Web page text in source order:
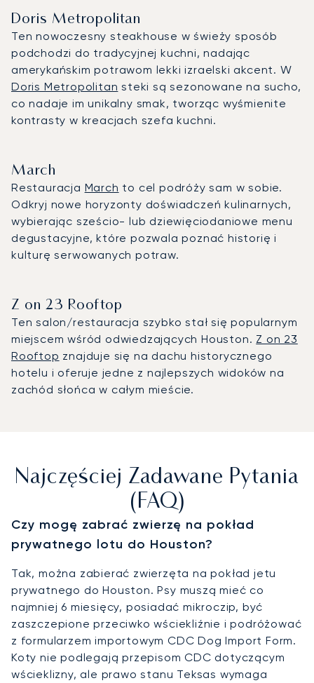
Doris Metropolitan
Ten nowoczesny steakhouse w świeży sposób
podchodzi do tradycyjnej kuchni, nadając
amerykańskim potrawom lekki izraelski akcent. W
Doris Metropolitan steki są sezonowane na sucho,
co nadaje im unikalny smak, tworząc wyśmienite
kontrasty w kreacjach szefa kuchni.
March
Restauracja March to cel podróży sam w sobie.
Odkryj nowe horyzonty doświadczeń kulinarnych,
wybierając sześcio- lub dziewięciodaniowe menu
degustacyjne, które pozwala poznać historię i
kulturę serwowanych potraw.
Z on 23 Rooftop
Ten salon/restauracja szybko stał się popularnym
miejscem wśród odwiedzających Houston. Z on 23
Rooftop znajduje się na dachu historycznego
hotelu i oferuje jedne z najlepszych widoków na
zachód słońca w całym mieście.
Najczęściej Zadawane Pytania
(FAQ)
Czy mogę zabrać zwierzę na pokład
prywatnego lotu do Houston?
Tak, można zabierać zwierzęta na pokład jetu
prywatnego do Houston. Psy muszą mieć co
najmniej 6 miesięcy, posiadać mikroczip, być
zaszczepione przeciwko wściekliźnie i podróżować
z formularzem importowym CDC Dog Import Form.
Koty nie podlegają przepisom CDC dotyczącym
wścieklizny, ale prawo stanu Teksas wymaga